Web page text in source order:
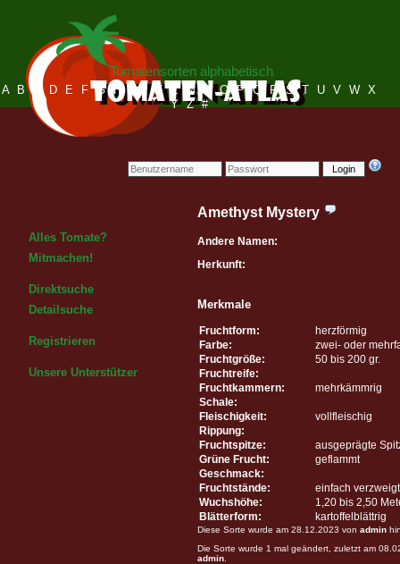
Login
Tomatensorten alphabetisch
A B C D E F G H I J K L M N O P Q R S T U V W X
Y Z #
Alles Tomate?
Mitmachen!
Direktsuche
Detailsuche
Registrieren
Unsere Unterstützer
Amethyst Mystery
Andere Namen:
Herkunft:
Merkmale
Fruchtform:
herzförmig
Farbe:
zwei- oder
Fruchtgröße:
50 bis 200 gr.
Fruchtreife:
Fruchtkammern:
mehrkämmrig
Schale:
Fleischigkeit:
vollfleischig
Rippung:
Fruchtspitze:
ausgeprägte
Grüne Frucht:
geflammt
Geschmack:
Fruchtstände:
einfach verzweigt
Wuchshöhe:
1,20 bis 2,50
Blätterform:
kartoffelblättrig
Diese Sorte wurde am 28.12.2023 von admin
Die Sorte wurde 1 mal geändert, zuletzt am
admin